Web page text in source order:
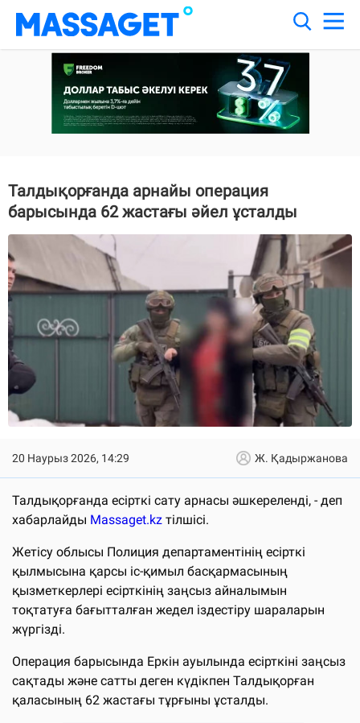
Талдықорғанда арнайы операция
барысында 62 жастағы әйел ұсталды
20 Наурыз 2026, 14:29 Ж. Қадыржанова
Талдықорғанда есірткі сату арнасы әшкереленді, - деп
хабарлайды Massaget.kz тілшісі.
Жетісу облысы Полиция департаментінің есірткі
қылмысына қарсы іс-қимыл басқармасының
қызметкерлері есірткінің заңсыз айналымын
тоқтатуға бағытталған жедел іздестіру шараларын
жүргізді.
Операция барысында Еркін ауылында есірткіні заңсыз
сақтады және сатты деген күдікпен Талдықорған
қаласының 62 жастағы тұрғыны ұсталды.